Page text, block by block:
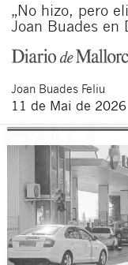
„No hizo, pero
Joan Buades en
Joan Buades Feliu
11 de Mai de 2026